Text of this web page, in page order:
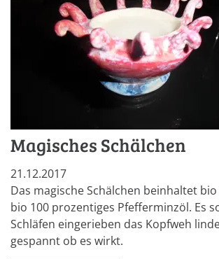
Magisches Schälchen
21.12.2017
Das magische Schälchen beinhaltet
bio 100 prozentiges Pfefferminzöl. Es
Schläfen eingerieben das Kopfweh
gespannt ob es wirkt.